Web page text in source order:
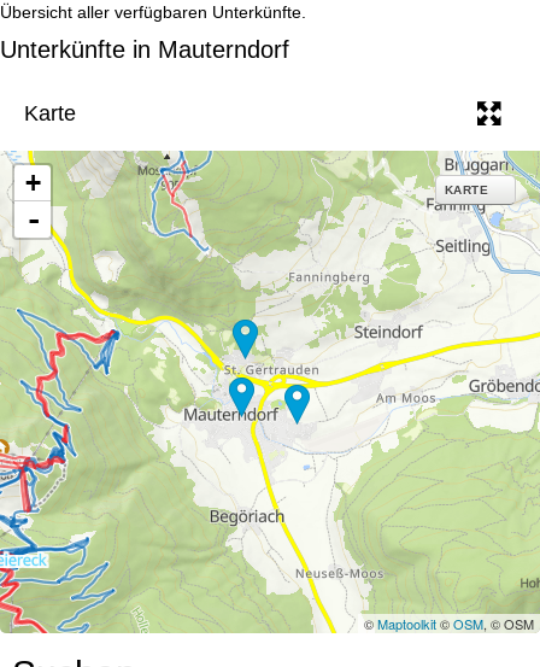
t
Übersicht aller verfügbaren Unterkünfte.
Unterkünfte in Mauterndorf
Karte
+
-
KARTE
©Maptoolkit©OSM, © OSM